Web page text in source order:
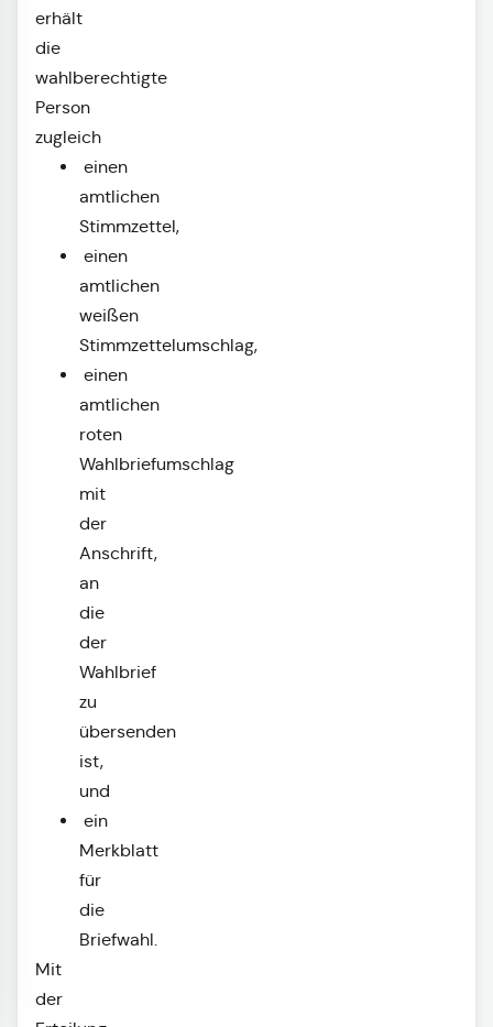
erhält
die
wahlberechtigte
Person
zugleich
einen
amtlichen
Stimmzettel,
einen
amtlichen
weißen
Stimmzettelumschlag,
einen
amtlichen
roten
Wahlbriefumschlag
mit
der
Anschrift,
an
die
der
Wahlbrief
zu
übersenden
ist,
und
ein
Merkblatt
für
die
Briefwahl.
Mit
der